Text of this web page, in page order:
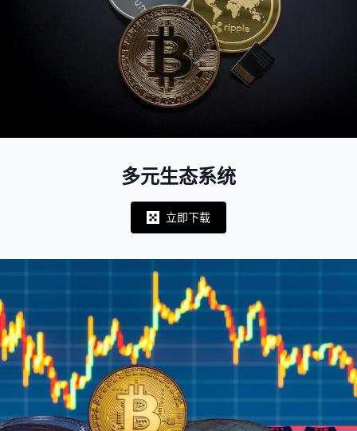
多元生态系统
Notifications
立即下载